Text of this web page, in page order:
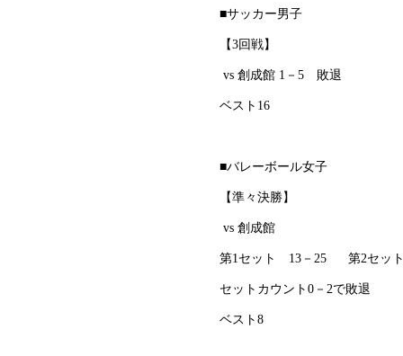
■サッカー男子
【3回戦】
vs 創成館 1－5 敗退
ベスト16
■バレーボール女子
【準々決勝】
vs 創成館
第1セット 13－25 第2セッ
セットカウント0－2で敗退
ベスト8